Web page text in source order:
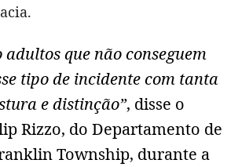
adultos que não conseguem
tipo de incidente com tanta
e distinção”, disse o
Rizzo, do Departamento de
Township, durante a